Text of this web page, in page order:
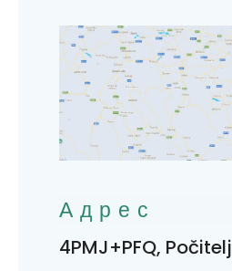
Адрес
4PMJ+PFQ, Počitelj